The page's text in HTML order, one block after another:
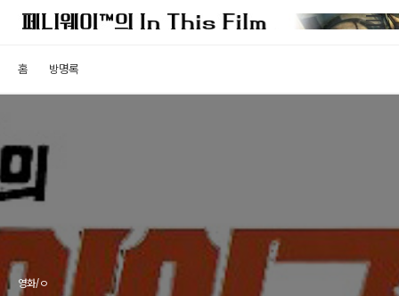
홈 방명록
영화/ㅇ